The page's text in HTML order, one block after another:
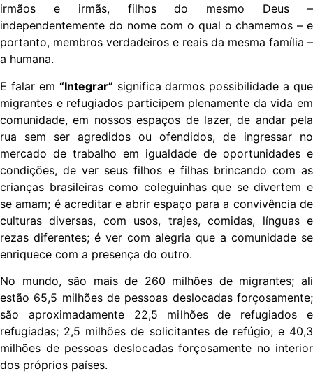
irmãos e irmãs, filhos do mesmo Deus –
independentemente do nome com o qual o chamemos – e
portanto, membros verdadeiros e reais da mesma família –
a humana.
E falar em “Integrar” significa darmos possibilidade a que
migrantes e refugiados participem plenamente da vida em
comunidade, em nossos espaços de lazer, de andar pela
rua sem ser agredidos ou ofendidos, de ingressar no
mercado de trabalho em igualdade de oportunidades e
condições, de ver seus filhos e filhas brincando com as
crianças brasileiras como coleguinhas que se divertem e
se amam; é acreditar e abrir espaço para a convivência de
culturas diversas, com usos, trajes, comidas, línguas e
rezas diferentes; é ver com alegria que a comunidade se
enriquece com a presença do outro.
No mundo, são mais de 260 milhões de migrantes; ali
estão 65,5 milhões de pessoas deslocadas forçosamente;
são aproximadamente 22,5 milhões de refugiados e
refugiadas; 2,5 milhões de solicitantes de refúgio; e 40,3
milhões de pessoas deslocadas forçosamente no interior
dos próprios países.